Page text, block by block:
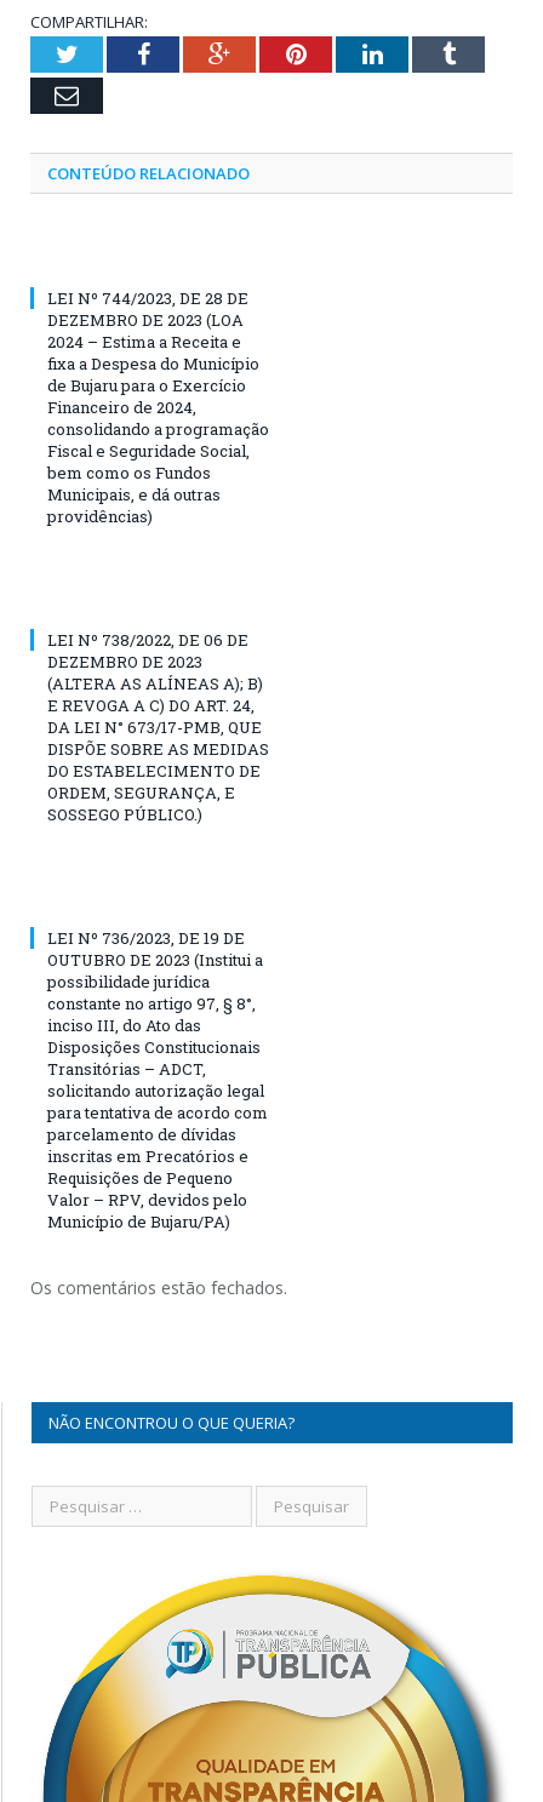
COMPARTILHAR:
TwitterFacebookGoogle+PinterestLinkedInTumblr
Email
CONTEÚDO RELACIONADO
LEI Nº 744/2023, DE 28 DE
DEZEMBRO DE 2023 (LOA
2024 – Estima a Receita e
fixa a Despesa do Município
de Bujaru para o Exercício
Financeiro de 2024,
consolidando a programação
Fiscal e Seguridade Social,
bem como os Fundos
Municipais, e dá outras
providências)
LEI Nº 738/2022, DE 06 DE
DEZEMBRO DE 2023
(ALTERA AS ALÍNEAS A); B)
E REVOGA A C) DO ART. 24,
DA LEI N° 673/17-PMB, QUE
DISPÕE SOBRE AS MEDIDAS
DO ESTABELECIMENTO DE
ORDEM, SEGURANÇA, E
SOSSEGO PÚBLICO.)
LEI Nº 736/2023, DE 19 DE
OUTUBRO DE 2023 (Institui a
possibilidade jurídica
constante no artigo 97, § 8°,
inciso III, do Ato das
Disposições Constitucionais
Transitórias – ADCT,
solicitando autorização legal
para tentativa de acordo com
parcelamento de dívidas
inscritas em Precatórios e
Requisições de Pequeno
Valor – RPV, devidos pelo
Município de Bujaru/PA)
Os comentários estão fechados.
NÃO ENCONTROU O QUE QUERIA?